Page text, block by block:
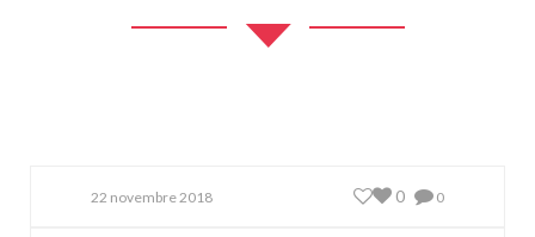
22 novembre 2018 0
0